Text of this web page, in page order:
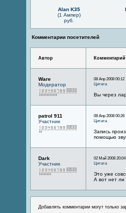
Alan K35
(1 Ампер)
руб.
Комментарии посетителей
Автор Комментарий
Ware
Модератор
08 Апр 2008 00:12
Цитата
Вы через
patrol 911
Участник
08 Апр 2008 00:26
Цитата
Запись
помощью
Dark
Участник
02 Май 2008 20:04
Цитата
Это уже
А вот нет ли
Добавлять комментарии могут только